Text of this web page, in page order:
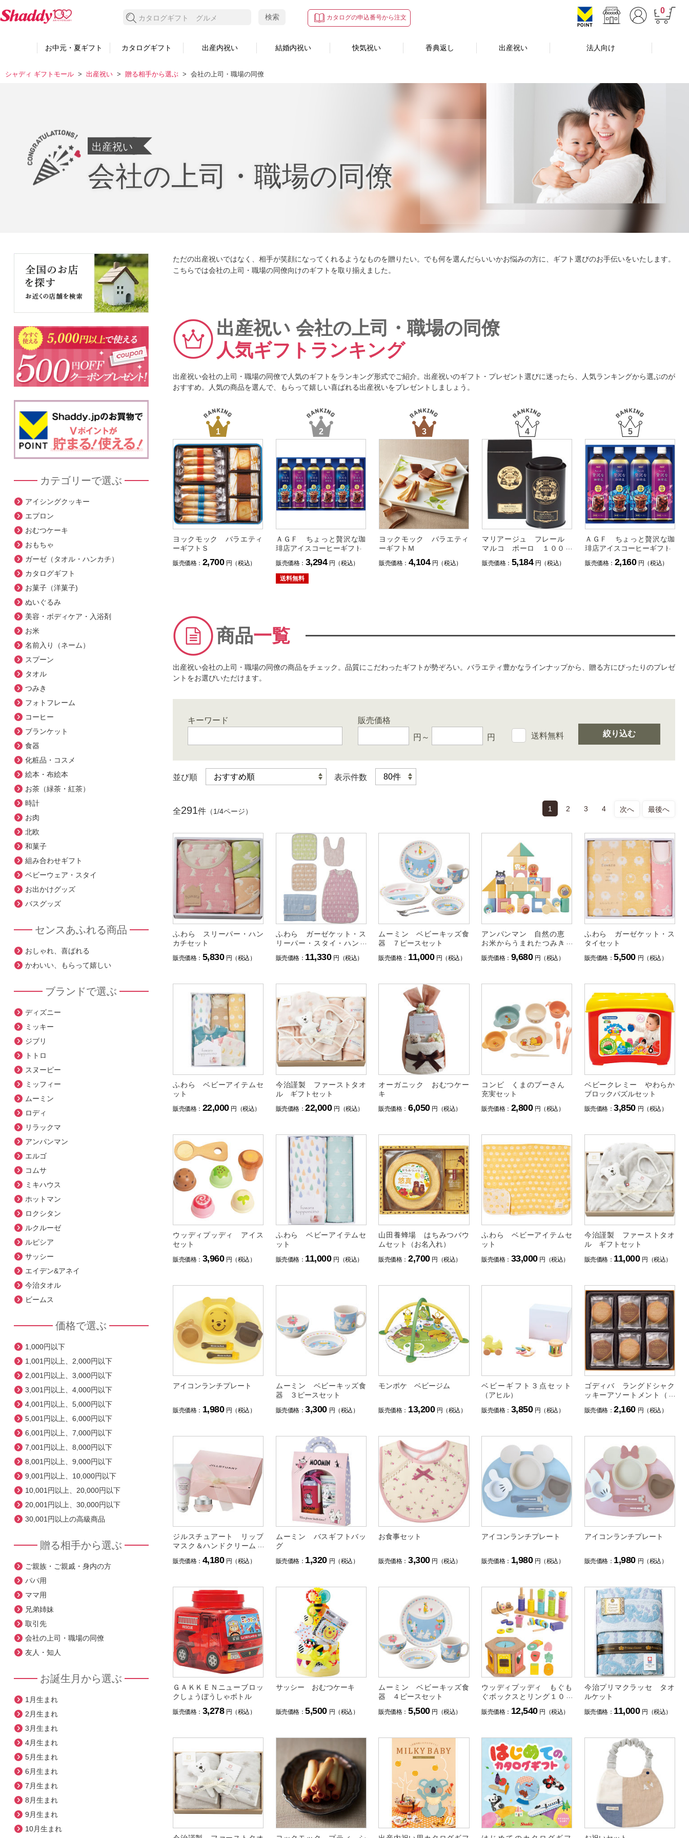
0
カタログの申込番号から注文
検索する 検索
お中元・夏ギフト カタログギフト 出産内祝い 結婚内祝い 快気祝い 香典返し 出産祝い 法人向け
シャディ ギフトモール 出産祝い 贈る相手から選ぶ 会社の上司・職場の同僚
出産祝い
会社の上司・職場の同僚
ただの出産祝いではなく、相手が笑顔になってくれるようなものを贈りたい。でも何を選んだらいいかお悩みの方に、ギフト選びのお手伝いをいたします。
こちらでは会社の上司・職場の同僚向けのギフトを取り揃えました。
出産祝い 会社の上司・職場の同僚
人気ギフトランキング
出産祝い会社の上司・職場の同僚で人気のギフトをランキング形式でご紹介。出産祝いのギフト・プレゼント選びに迷ったら、人気ランキングから選ぶのが
おすすめ。人気の商品を選んで、もらって嬉しい喜ばれる出産祝いをプレゼントしましょう。
ヨックモック バラエティ
ーギフトＳ
販売価格： 2,700 円（税込）
ＡＧＦ ちょっと贅沢な珈
琲店アイスコーヒーギフト
販売価格： 3,294 円（税込）
送料無料
ヨックモック バラエティ
ーギフトＭ
販売価格： 4,104 円（税込）
マリアージュ フレール
マルコ ポーロ １００ｇ
販売価格： 5,184 円（税込）
ＡＧＦ ちょっと贅沢な珈
琲店アイスコーヒーギフト
販売価格： 2,160 円（税込）
商品一覧
出産祝い会社の上司・職場の同僚の商品をチェック。品質にこだわったギフトが勢ぞろい。バラエティ豊かなラインナップから、贈る方にぴったりのプレゼ
ントをお選びいただけます。
キーワード
販売価格
円～
円 送料無料 絞り込む
並び順 表示件数
全291件（1/4ページ） 1 2 3 4 次へ 最後へ
ふわら スリーパー・ハン
カチセット
販売価格： 5,830 円（税込）
ふわら ガーゼケット・ス
リーパー・スタイ・ハンカ
販売価格： 11,330 円（税込）
ムーミン ベビーキッズ食
器 ７ピースセット
販売価格： 11,000 円（税込）
アンパンマン 自然の恵
お米からうまれたつみきＤ
販売価格： 9,680 円（税込）
ふわら ガーゼケット・ス
タイセット
販売価格：5,500 円（税込）
ふわら ベビーアイテムセ
ット
販売価格： 22,000 円（税込）
今治謹製 ファーストタオ
ル ギフトセット
販売価格：22,000 円（税込）
オーガニック おむつケー
キ
販売価格：6,050 円（税込）
コンビ くまのプーさん
充実セット
販売価格： 2,800 円（税込）
ベビークレミー やわらか
ブロックパズルセット
販売価格：3,850 円（税込）
ウッディプッディ アイス
セット
販売価格： 3,960 円（税込）
ふわら ベビーアイテムセ
ット
販売価格： 11,000 円（税込）
山田養蜂場 はちみつバウ
ムセット（お名入れ）
販売価格：2,700 円（税込）
ふわら ベビーアイテムセ
ット
販売価格： 33,000 円（税込）
今治謹製 ファーストタオ
ル ギフトセット
販売価格： 11,000 円（税込）
アイコンランチプレート
販売価格： 1,980 円（税込）
ムーミン ベビーキッズ食
器 ３ピースセット
販売価格：3,300 円（税込）
モンポケ ベビージム
販売価格： 13,200 円（税込）
ベビーギフト３点セット
（アヒル）
販売価格： 3,850 円（税込）
ゴディバ ラングドシャク
ッキーアソートメント（１
販売価格：2,160 円（税込）
ジルスチュアート リップ
マスク＆ハンドクリーム３
販売価格： 4,180 円（税込）
ムーミン バスギフトバッ
グ
販売価格： 1,320 円（税込）
お食事セット
販売価格：3,300 円（税込）
アイコンランチプレート
販売価格： 1,980 円（税込）
アイコンランチプレート
販売価格： 1,980 円（税込）
ＧＡＫＫＥＮニューブロッ
クしょうぼうしゃボトル
販売価格： 3,278 円（税込）
サッシー おむつケーキ
販売価格：5,500 円（税込）
ムーミン ベビーキッズ食
器 ４ピースセット
販売価格：5,500 円（税込）
ウッディプッディ もぐも
ぐボックスとリング１０セ
販売価格： 12,540 円（税込）
今治プリマクラッセ タオ
ルケット
販売価格： 11,000 円（税込）
カテゴリーで選ぶ
アイシングクッキー
エプロン
おむつケーキ
おもちゃ
ガーゼ（タオル・ハンカチ）
カタログギフト
お菓子（洋菓子)
ぬいぐるみ
美容・ボディケア・入浴剤
お米
名前入り（ネーム）
スプーン
タオル
つみき
フォトフレーム
コーヒー
ブランケット
食器
化粧品・コスメ
絵本・布絵本
お茶（緑茶・紅茶）
時計
お肉
北欧
和菓子
組み合わせギフト
ベビーウェア・スタイ
お出かけグッズ
バスグッズ
センスあふれる商品
おしゃれ、喜ばれる
かわいい、もらって嬉しい
ブランドで選ぶ
ディズニー
ミッキー
ジブリ
トトロ
スヌーピー
ミッフィー
ムーミン
ロディ
リラックマ
アンパンマン
エルゴ
コムサ
ミキハウス
ホットマン
ロクシタン
ルクルーゼ
ルピシア
サッシー
エイデン&アネイ
今治タオル
ビームス
価格で選ぶ
1,000円以下
1,001円以上、2,000円以下
2,001円以上、3,000円以下
3,001円以上、4,000円以下
4,001円以上、5,000円以下
5,001円以上、6,000円以下
6,001円以上、7,000円以下
7,001円以上、8,000円以下
8,001円以上、9,000円以下
9,001円以上、10,000円以下
10,001円以上、20,000円以下
20,001円以上、30,000円以下
30,001円以上の高級商品
贈る相手から選ぶ
ご親族・ご親戚・身内の方
パパ用
ママ用
兄弟姉妹
取引先
会社の上司・職場の同僚
友人・知人
お誕生月から選ぶ
1月生まれ
2月生まれ
3月生まれ
4月生まれ
5月生まれ
6月生まれ
7月生まれ
8月生まれ
9月生まれ
10月生まれ